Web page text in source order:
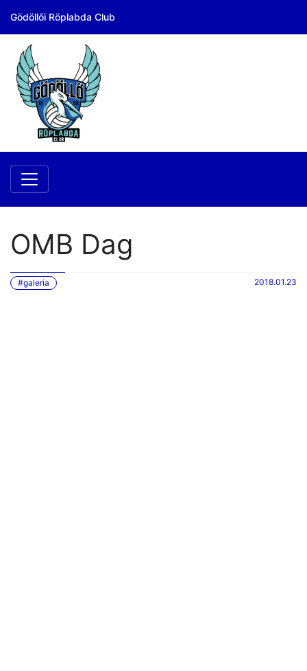
Gödöllői Röplabda Club
OMB Dag
#galeria 2018.01.23